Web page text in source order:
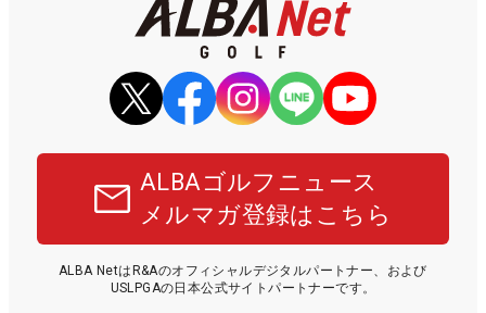
ALBAゴルフニュース
メルマガ登録はこちら
ALBA NetはR&Aのオフィシャルデジタルパートナー、および
USLPGAの日本公式サイトパートナーです。